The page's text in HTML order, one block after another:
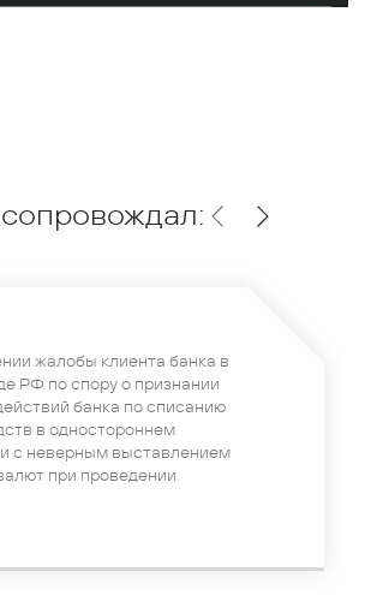
сопровождал:
жалобы клиента банка в
РФ по спору о признании
банка по списанию
в одностороннем
с неверным выставлением
при проведении